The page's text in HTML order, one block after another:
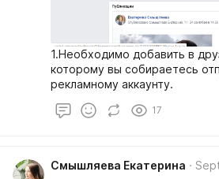
1.Необходимо добавить в
которому вы собираетесь
рекламному аккаунту.
17
Смышляева Екатерина